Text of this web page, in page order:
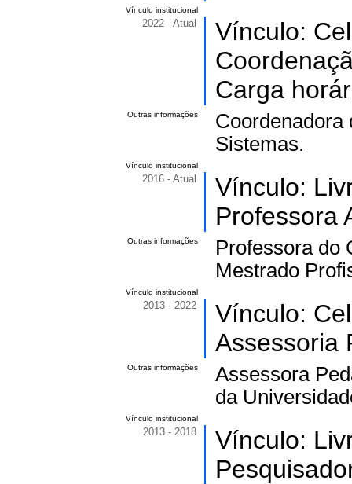
Vínculo institucional
2022 - Atual
Vínculo:
Carga
Outras informações
Coordenadora
Sistemas.
Vínculo institucional
2016 - Atual
Vínculo:
Professora
Outras informações
Professora do
Mestrado
Vínculo institucional
2013 - 2022
Vínculo:
Assessoria
Outras informações
Assessora
da
Vínculo institucional
2013 - 2018
Vínculo: